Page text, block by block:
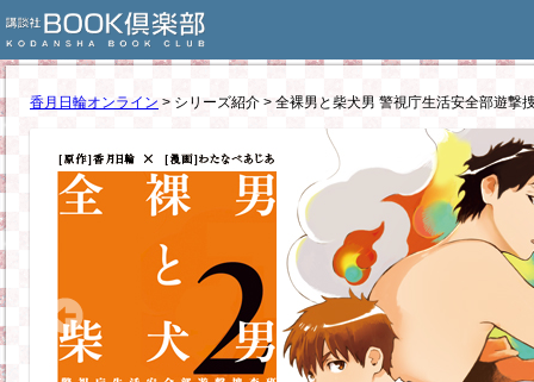
香月日輪オンライン > シリーズ紹介 > 全裸男と柴犬男 警視庁生活安全部遊撃